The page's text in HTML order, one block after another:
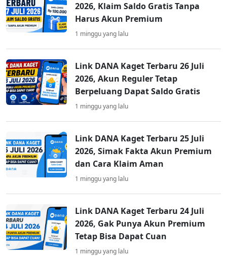
2026, Klaim Saldo Gratis Tanpa
Harus Akun Premium
1 minggu yang lalu
Link DANA Kaget Terbaru 26 Juli
2026, Akun Reguler Tetap
Berpeluang Dapat Saldo Gratis
1 minggu yang lalu
Link DANA Kaget Terbaru 25 Juli
2026, Simak Fakta Akun Premium
dan Cara Klaim Aman
1 minggu yang lalu
Link DANA Kaget Terbaru 24 Juli
2026, Gak Punya Akun Premium
Tetap Bisa Dapat Cuan
1 minggu yang lalu